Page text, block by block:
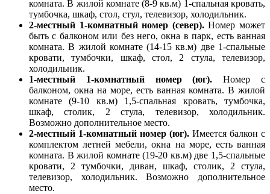
комната. В жилой комнате (8-9 кв.м) 1-спальная кровать,
тумбочка, шкаф, стол, стул, телевизор, холодильник.
2-местный 1-комнатный номер (север).Номер может
быть с балконом или без него, окна в парк, есть ванная
комната. В жилой комнате (14-15 кв.м) две 1-спальные
кровати, тумбочки, шкаф, стол, 2 стула, телевизор,
холодильник.
1-местный 1-комнатный номер (юг).Номер с
балконом, окна на море, есть ванная комната. В жилой
комнате (9-10 кв.м) 1,5-спальная кровать, тумбочка,
шкаф, столик, 2 стула, телевизор, холодильник.
Возможно дополнительное место.
2-местный 1-комнатный номер (юг). Имеется балкон с
комплектом летней мебели, окна на море, есть ванная
комната. В жилой комнате (19-20 кв.м) две 1,5-спальные
кровати, 2 тумбочки, диван, шкаф, столик, 2 стула,
телевизор, холодильник. Возможно дополнительное
место.